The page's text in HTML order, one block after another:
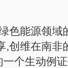
色能源领域
,创维在南非
一个生动例